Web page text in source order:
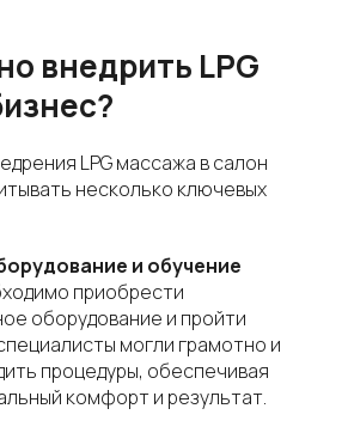
внедрить LPG
LPG массажа в салон
несколько ключевых
и обучение
приобрести
оборудование и пройти
могли грамотно и
процедуры, обеспечивая
комфорт и результат.